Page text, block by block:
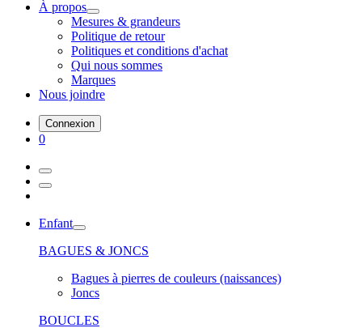
À propos
Mesures & grandeurs
Politique de retour
Politiques et conditions d'achat
Qui nous sommes
Marques
Nous joindre
Connexion
0
Enfant
BAGUES & JONCS
Bagues à pierres de couleurs (naissances)
Joncs
BOUCLES